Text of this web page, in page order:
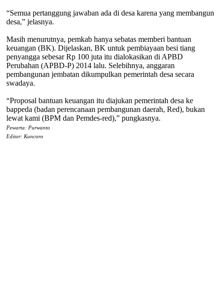
“Semua pertanggung jawaban ada di desa karena yang membangun
desa,” jelasnya.
Masih menurutnya, pemkab hanya sebatas memberi bantuan
keuangan (BK). Dijelaskan, BK untuk pembiayaan besi tiang
penyangga sebesar Rp 100 juta itu dialokasikan di APBD
Perubahan (APBD-P) 2014 lalu. Selebihnya, anggaran
pembangunan jembatan dikumpulkan pemerintah desa secara
swadaya.
“Proposal bantuan keuangan itu diajukan pemerintah desa ke
bappeda (badan perencanaan pembangunan daerah, Red), bukan
lewat kami (BPM dan Pemdes-red),” pungkasnya.
Pewarta: Purwanto
Editor: Kuncoro